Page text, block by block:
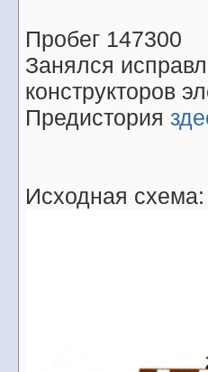
Пробег 147300
Занялся
конструкторов
Предистория
Исходная схема: